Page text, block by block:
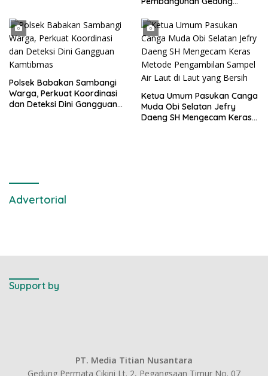
Provinsi Banten
Polsek Babakan Sambangi
Warga, Perkuat Koordinasi
dan Deteksi Dini Gangguan
Ketua Umum Pasukan Canga
Muda Obi Selatan Jefry
Daeng SH Mengecam Keras
Advertorial
Support by
PT. Media Titian Nusantara
Gedung Permata Cikini Lt. 2, Pegangsaan Timur No. 07